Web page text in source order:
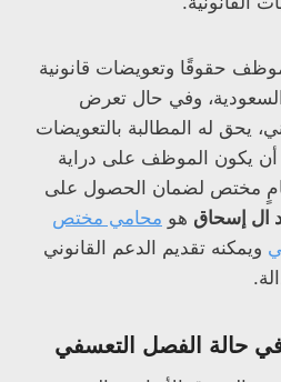
حقوقًا وتعويضات قانونية
وفي حال تعرض
يحق له المطالبة بالتعويضات
يكون الموظف على دراية
مختص لضمان الحصول على
ال إسحاق هو محامي مختص
ويمكنه تقديم الدعم القانوني
في حالة الفصل التعسفي